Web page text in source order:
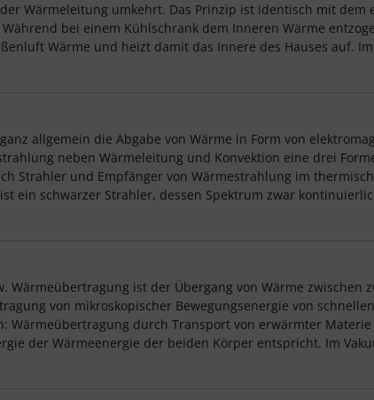
Wärmeleitung umkehrt. Das Prinzip ist identisch mit
bei einem Kühlschrank dem Inneren Wärme
Wärme und heizt damit das Innere des Hauses auf.
allgemein die Abgabe von Wärme in Form von
neben Wärmeleitung und Konvektion eine drei
Strahler und Empfänger von Wärmestrahlung im
ein schwarzer Strahler, dessen Spektrum zwar
Wärmeübertragung ist der Übergang von Wärme
von mikroskopischer Bewegungsenergie von
Wärmeübertragung durch Transport von erwärmter
der Wärmeenergie der beiden Körper entspricht. Im